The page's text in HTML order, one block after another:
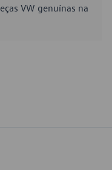
VW genuínas na